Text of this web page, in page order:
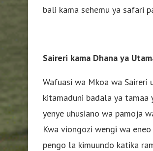
bali kama sehemu ya safari
Saireri kama Dhana ya
Wafuasi wa Mkoa wa
kitamaduni badala ya tamaa
yenye uhusiano wa pamoja
Kwa viongozi wengi wa
pengo la kimuundo katika